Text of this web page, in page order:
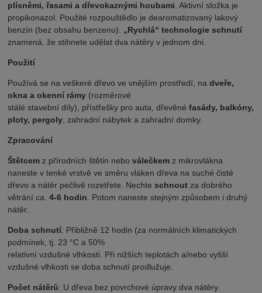
plísněmi, řasami a dřevokaznými houbami.Aktivní složka je
propikonazol. Použité rozpouštědlo je dearomatizovaný lakový
benzín (bez obsahu benzenu). „Rychlá“ technologie schnutí
znamená, že stihnete udělat dva nátěry v jednom dni.
Použití
Používá se na veškeré dřevo ve vnějším prostředí, nadveře,
okna a okenní rámy (rozměrové
stálé stavební díly), přístřešky pro auta, dřevěnéfasády, balkóny,
ploty, pergoly, zahradní nábytek a zahradní domky.
Zpracování
Štětcem z přírodních štětin neboválečkem z mikrovlákna
naneste v tenké vrstvě ve směru vláken dřeva na suché čisté
dřevo a nátěr pečlivě rozetřete. Nechteschnout za dobrého
větrání ca.4-6 hodin. Potom naneste stejným způsobem i druhý
nátěr.
Doba schnutí: Přibližně 12 hodin (za normálních klimatických
podmínek, tj. 23 °C a 50%
relativní vzdušné vlhkosti. Při nižších teplotách a/nebo vyšší
vzdušné vlhkosti se doba schnutí prodlužuje.
Počet nátěrů: U dřeva bez povrchové úpravy dva nátěry.